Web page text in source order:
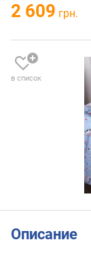
2 609 грн.
в список
Описание